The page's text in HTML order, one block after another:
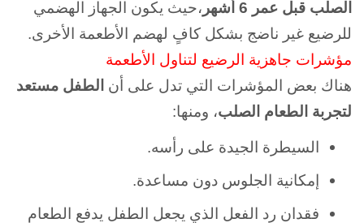
الصلب قبل عمر 6 أشهر
،حيث يكون الجهاز الهضمي
للرضيع غير ناضج بشكل كافٍ لهضم الأطعمة الأخرى.
مؤشرات جاهزية الرضيع لتناول الأطعمة
هناك بعض المؤشرات التي تدل على أن الطفل مستعد
لتجربة الطعام الصلب، ومنها:
السيطرة الجيدة على رأسه.
إمكانية الجلوس دون مساعدة.
فقدان رد الفعل الذي يجعل الطفل يدفع الطعام